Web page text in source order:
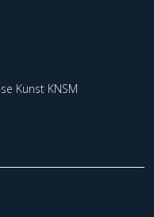
Kunst KNSM